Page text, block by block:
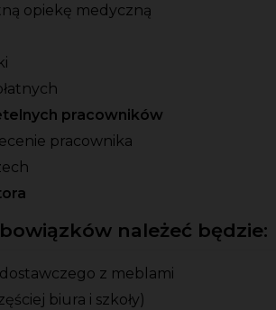
opiekę medyczną
pracowników
pracownika
należeć będzie:
z meblami
biura i szkoły)